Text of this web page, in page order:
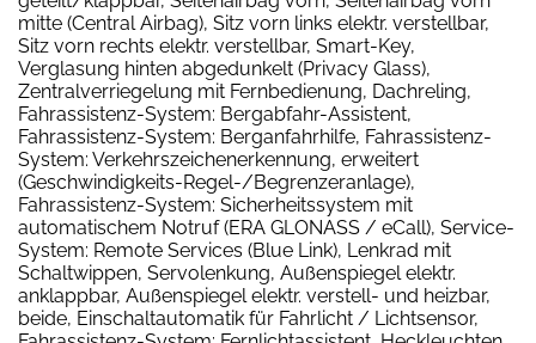
mitte (Central Airbag), Sitz vorn links elektr. verstellbar,
Sitz vorn rechts elektr. verstellbar, Smart-Key,
Verglasung hinten abgedunkelt (Privacy Glass),
Zentralverriegelung mit Fernbedienung, Dachreling,
Fahrassistenz-System: Bergabfahr-Assistent,
Fahrassistenz-System: Berganfahrhilfe, Fahrassistenz-
System: Verkehrszeichenerkennung, erweitert
(Geschwindigkeits-Regel-/Begrenzeranlage),
Fahrassistenz-System: Sicherheitssystem mit
automatischem Notruf (ERA GLONASS / eCall), Service-
System: Remote Services (Blue Link), Lenkrad mit
Schaltwippen, Servolenkung, Außenspiegel elektr.
anklappbar, Außenspiegel elektr. verstell- und heizbar,
beide, Einschaltautomatik für Fahrlicht / Lichtsensor,